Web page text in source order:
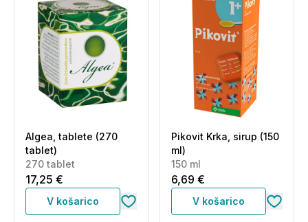
Algea, tablete (270
tablet)
270 tablet
17,25 €
V košarico
Pikovit Krka, sirup (150
ml)
150 ml
6,69 €
V košarico